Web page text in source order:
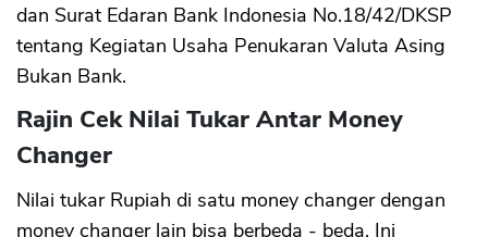
dan Surat Edaran Bank Indonesia No.18/42/DKSP
tentang Kegiatan Usaha Penukaran Valuta Asing
Bukan Bank.
Rajin Cek Nilai Tukar Antar Money
Changer
Nilai tukar Rupiah di satu money changer dengan
money changer lain bisa berbeda - beda. Ini